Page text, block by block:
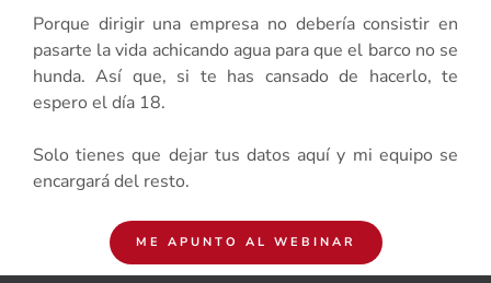
Porque dirigir una empresa no debería consistir en
pasarte la vida achicando agua para que el barco no se
hunda. Así que, si te has cansado de hacerlo, te
espero el día 18.
Solo tienes que dejar tus datos aquí y mi equipo se
encargará del resto.
ME APUNTO AL WEBINAR